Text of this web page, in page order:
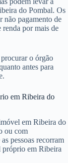
do Pombal. Os
não pagamento de
por mais de
o órgão
antes para
em Ribeira do
em Ribeira do
ou com
pessoas recorram
próprio em Ribeira